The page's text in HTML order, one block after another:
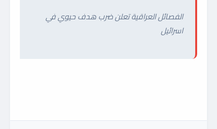
الفصائل العراقية تعلن ضرب هدف حيوي في
اسرائيل